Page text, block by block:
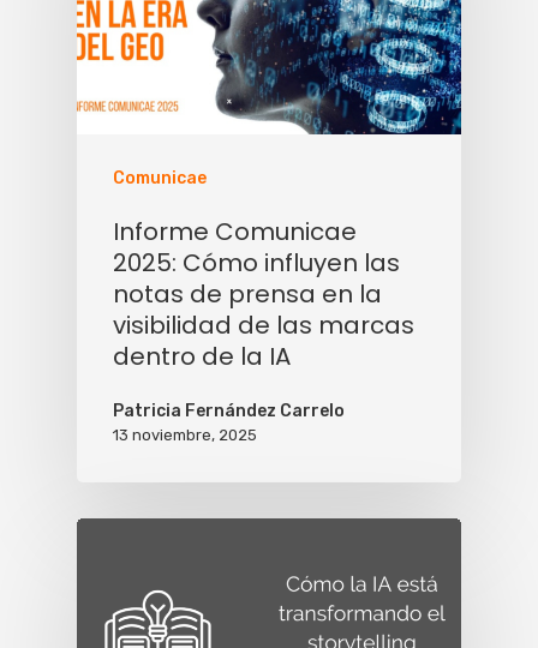
Comunicae
Informe Comunicae
2025: Cómo influyen las
notas de prensa en la
visibilidad de las marcas
dentro de la IA
Patricia Fernández Carrelo
13 noviembre, 2025